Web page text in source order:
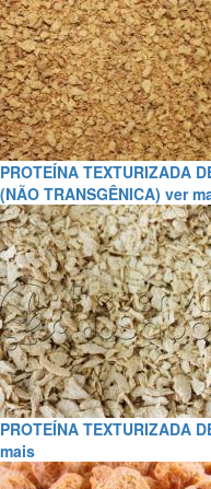
PROTEÍNA TEXTURIZADA
(NÃO TRANSGÊNICA) ver
PROTEÍNA TEXTURIZADA
mais